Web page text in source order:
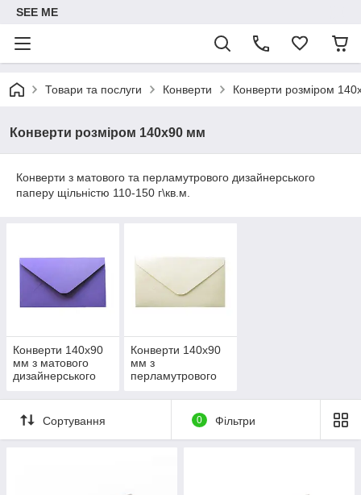
SEE ME
Товари та послуги Конверти Конверти розміром
Конверти розміром 140x90 мм
Конверти з матового та перламутрового дизайнерського
паперу щільністю 110-150 г\кв.м.
Конверти 140x90
мм з матового
дизайнерського
Конверти 140x90
мм з
перламутрового
паперу
Сортування
0 Фільтри